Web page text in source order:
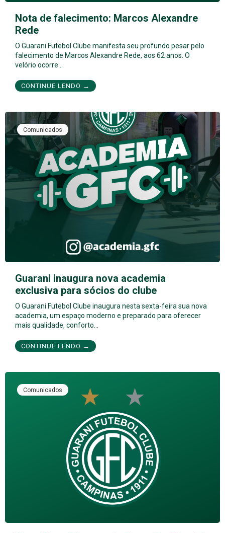
Nota de falecimento: Marcos Alexandre
Rede
O Guarani Futebol Clube manifesta seu profundo pesar pelo
falecimento de Marcos Alexandre Rede, aos 62 anos. O
velório ocorre…
CONTINUE LENDO →
Comunicados
Guarani inaugura nova academia
exclusiva para sócios do clube
O Guarani Futebol Clube inaugura nesta sexta-feira sua nova
academia, um espaço moderno e preparado para oferecer
mais qualidade, conforto…
CONTINUE LENDO →
Comunicados